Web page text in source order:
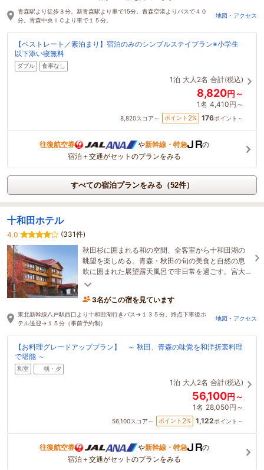
5時間前に予約されました
青森駅より徒歩３分。新青森駅より車で15分。青森空港よりバスで４０
分。青森中央ＩＣより車で１５分。
地図・アクセス
【ベストレート／素泊まり】宿泊のみのシンプルステイプラン※小学生
以下添い寝無料
ダブル 食事なし
1泊 大人2名 合計(税込)
8,820円～
1名 4,410円～
8,820スコア～ ポイント 2% 176ポイント～
往復航空券 や新幹線・特急
の
宿泊＋交通がセットのプランをみる
すべての宿泊プランをみる（52件）
十和田ホテル
4.0
(331件)
秋田杉に囲まれる和の空間、全客室から十和田湖の
眺望を楽しめる。青森・秋田の旬の美食と自然の息
吹に囲まれた展望露天風呂で非日常を過ごす。宮大
工の魂感じる圧倒的な建築美を体験ください。
3名がこの宿を見ています
東北新幹線八戸駅西口より十和田湖行きバス→１３５分。終点下車後ホ
テル送迎→１５分（事前予約制）
地図・アクセス
【お料理グレードアッププラン】 ～ 秋田、青森の味覚を和洋折衷料理
で堪能 ～
和室 朝・夕
1泊 大人2名 合計(税込)
56,100円～
1名 28,050円～
56,100スコア～ ポイント 2% 1,122ポイント～
往復航空券 や新幹線・特急
の
宿泊＋交通がセットのプランをみる